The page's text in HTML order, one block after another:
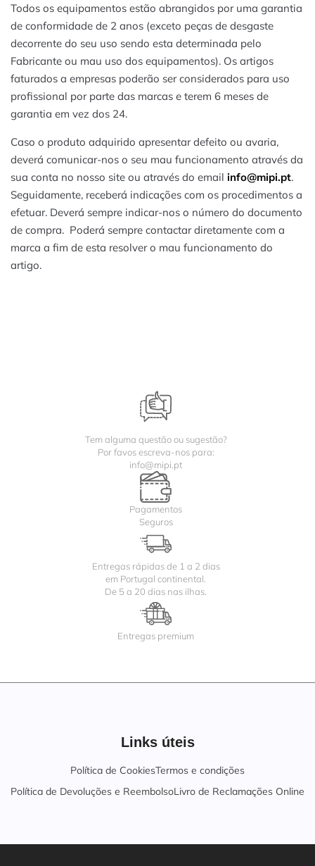
Todos os equipamentos estão abrangidos por uma garantia
de conformidade de 2 anos (exceto peças de desgaste
decorrente do seu uso sendo esta determinada pelo
Fabricante ou mau uso dos equipamentos). Os artigos
faturados a empresas poderão ser considerados para uso
profissional por parte das marcas e terem 6 meses de
garantia em vez dos 24.
Caso o produto adquirido apresentar defeito ou avaria,
deverá comunicar-nos o seu mau funcionamento através da
sua conta no nosso site ou através do email info@mipi.pt.
Seguidamente, receberá indicações com os procedimentos a
efetuar. Deverá sempre indicar-nos o número do documento
de compra. Poderá sempre contactar diretamente com a
marca a fim de esta resolver o mau funcionamento do
artigo.
Tem alguma questão ou sugestão?
Por favos escreva-nos para:
info@mipi.pt
Pagamentos
Seguros
Entregas rápidas de 1 a 2 dias
em Portugal continental.
De 5 a 20 dias nas ilhas.
Entregas premium
Links úteis
Política de CookiesTermos e condições
Política de Devoluções e ReembolsoLivro de Reclamações Online